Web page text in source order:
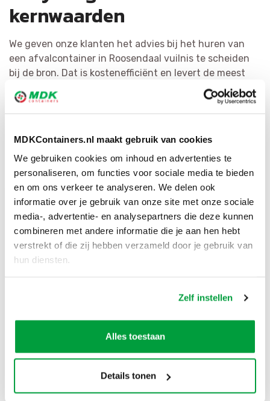
MDKContainers.nl maakt gebruik van cookies
We gebruiken cookies om inhoud en advertenties te
personaliseren, om functies voor sociale media te bieden
en om ons verkeer te analyseren. We delen ook
informatie over je gebruik van onze site met onze sociale
media-, advertentie- en analysepartners die deze kunnen
combineren met andere informatie die je aan hen hebt
verstrekt of die zij hebben verzameld door je gebruik van
hun diensten.
Zelf instellen
Alles toestaan
Details tonen
kernwaarden
We geven onze klanten het advies bij het huren van
een afvalcontainer in Roosendaal vuilnis te scheiden
bij de bron. Dat is kostenefficiënt en levert de meest
kwalitatieve grondstoffen op. Het hergebruiken van
afval is voor MDK Containers erg belangrijk. We
Door ons grote netwerk hebben wij voor iedere
afvalsoort de juiste bestemming.
Bestel direct je container
Scherpe prijzen
Snelle levering
Goede kwaliteit
Snelle klantenservice